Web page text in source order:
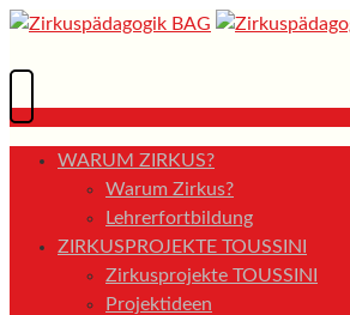
WARUM ZIRKUS?
Warum Zirkus?
Lehrerfortbildung
ZIRKUSPROJEKTE TOUSSINI
Zirkusprojekte TOUSSINI
Projektideen